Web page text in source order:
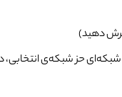
دهید)
حز شبکه‌ی انتخابی،